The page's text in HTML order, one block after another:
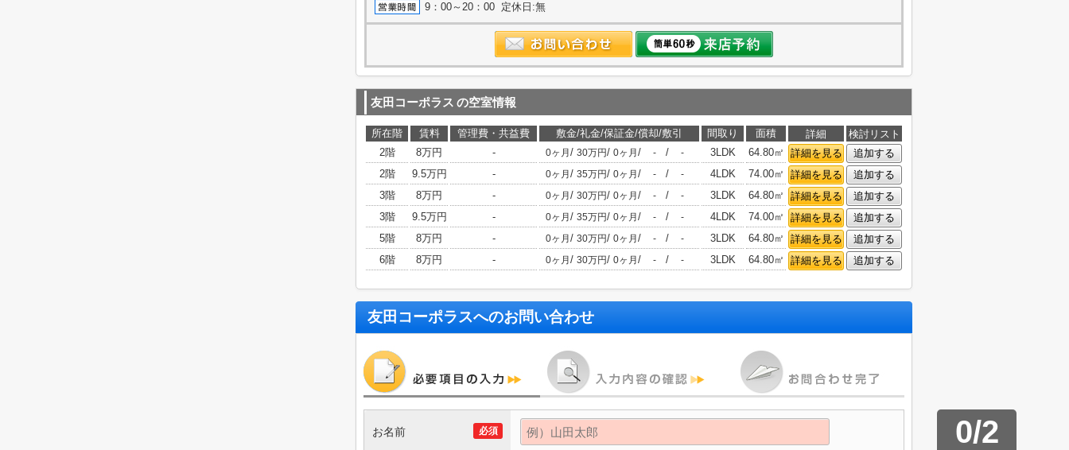
9：00～20：00 定休日:無
友田コーポラス の空室情報
所在階 賃料 管理費・共益費 敷金/礼金/保証金/償却/敷引 間取り 面積 詳細
検討リスト
2階
8万円 - 0ヶ月 / 30万円/ 0ヶ月 / - / - 3LDK 64.80㎡ 詳細を見る
追加する
2階
9.5万円 - 0ヶ月 / 35万円/ 0ヶ月 / - / - 4LDK 74.00㎡ 詳細を見る
追加する
3階
8万円 - 0ヶ月 / 30万円/ 0ヶ月 / - / - 3LDK 64.80㎡ 詳細を見る
追加する
3階
9.5万円 - 0ヶ月 / 35万円/ 0ヶ月 / - / - 4LDK 74.00㎡ 詳細を見る
追加する
5階
8万円 - 0ヶ月 / 30万円/ 0ヶ月 / - / - 3LDK 64.80㎡ 詳細を見る
追加する
6階
8万円 - 0ヶ月 / 30万円/ 0ヶ月 / - / - 3LDK 64.80㎡ 詳細を見る 追加する
友田コーポラスへのお問い合わせ
0/2
必須
お名前